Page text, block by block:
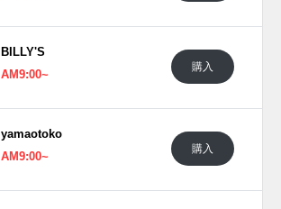
(pic. dayz)
BILLY'S
AM9:00~
購入
yamaotoko
AM9:00~
購入